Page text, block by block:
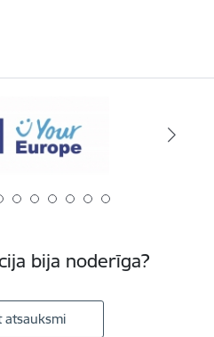
bija noderīga?
atsauksmi